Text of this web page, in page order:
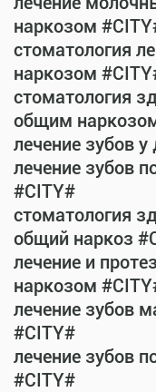
наркозом
стоматология
наркозом
стоматология
общим
лечение зубов
лечение зубов
#CITY#
стоматология
общий наркоз
лечение и
наркозом
лечение зубов
#CITY#
лечение зубов
#CITY#